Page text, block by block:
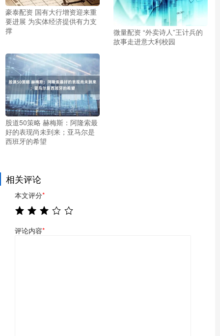
豪泰配资 国有大行增资迎来重
要进展 为实体经济提供有力支
撑
微量配资 “外卖诗人”王计兵的
故事走进意大利校园
股道50策略 赫梅斯：阿隆索最
好的表现尚未到来；亚马尔是
西班牙的希望
相关评论
本文评分*
评论内容*